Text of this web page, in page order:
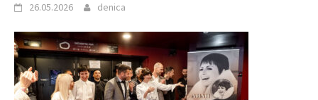
26.05.2026 denica